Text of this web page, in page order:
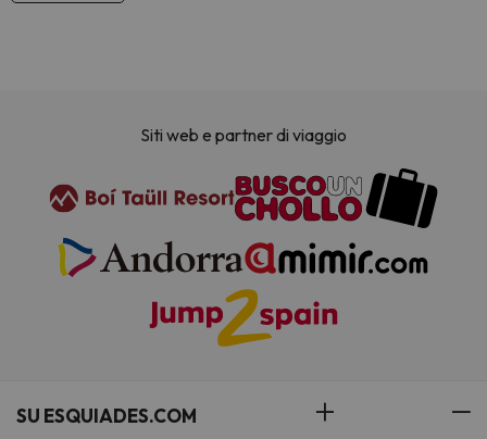
Siti web e partner di viaggio
SU ESQUIADES.COM